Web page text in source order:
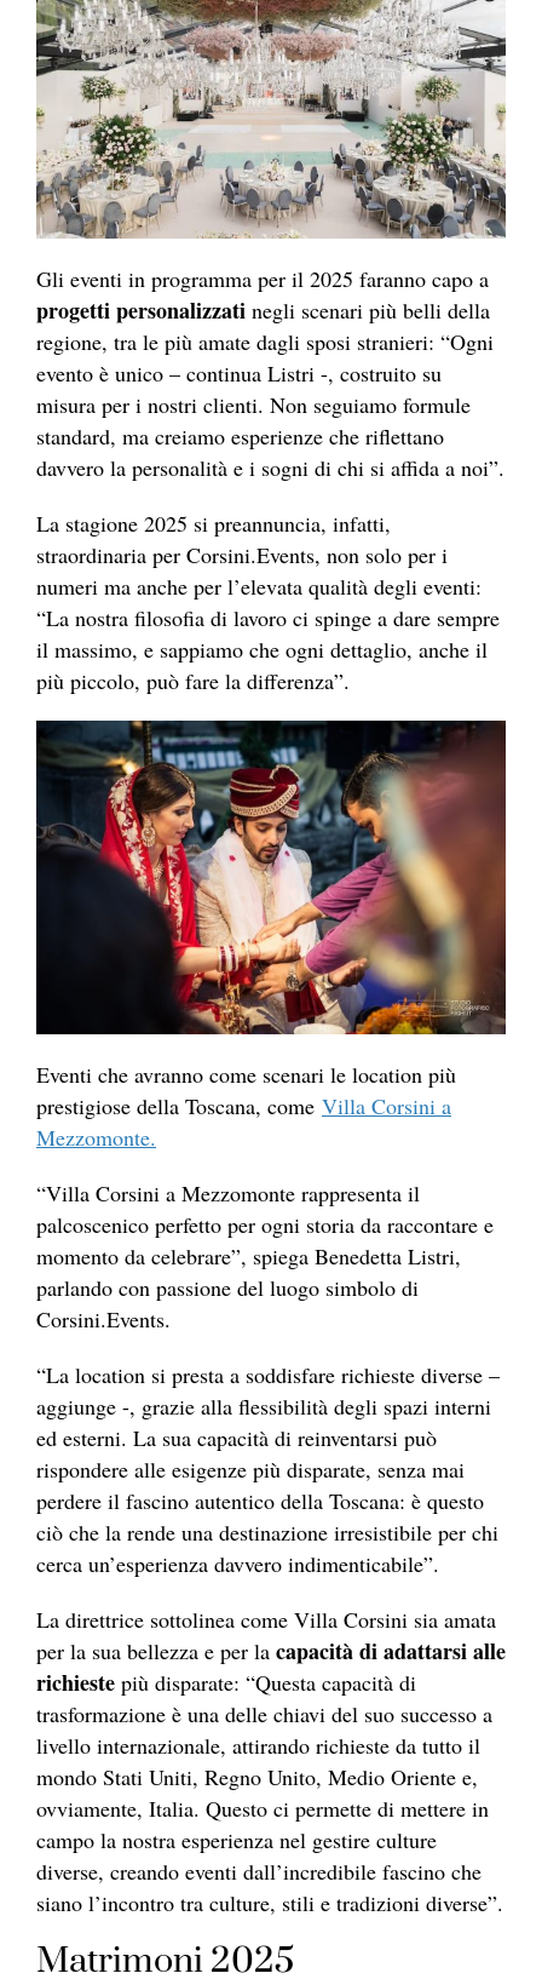
Gli eventi in programma per il 2025 faranno capo a
progetti personalizzati negli scenari più belli della
regione, tra le più amate dagli sposi stranieri: “Ogni
evento è unico – continua Listri -, costruito su
misura per i nostri clienti. Non seguiamo formule
standard, ma creiamo esperienze che riflettano
davvero la personalità e i sogni di chi si affida a noi”.
La stagione 2025 si preannuncia, infatti,
straordinaria per Corsini.Events, non solo per i
numeri ma anche per l’elevata qualità degli eventi:
“La nostra filosofia di lavoro ci spinge a dare sempre
il massimo, e sappiamo che ogni dettaglio, anche il
più piccolo, può fare la differenza”.
Eventi che avranno come scenari le location più
prestigiose della Toscana, come Villa Corsini a
Mezzomonte.
“Villa Corsini a Mezzomonte rappresenta il
palcoscenico perfetto per ogni storia da raccontare e
momento da celebrare”, spiega Benedetta Listri,
parlando con passione del luogo simbolo di
Corsini.Events.
“La location si presta a soddisfare richieste diverse –
aggiunge -, grazie alla flessibilità degli spazi interni
ed esterni. La sua capacità di reinventarsi può
rispondere alle esigenze più disparate, senza mai
perdere il fascino autentico della Toscana: è questo
ciò che la rende una destinazione irresistibile per chi
cerca un’esperienza davvero indimenticabile”.
La direttrice sottolinea come Villa Corsini sia amata
per la sua bellezza e per la capacità di adattarsi alle
richieste più disparate: “Questa capacità di
trasformazione è una delle chiavi del suo successo a
livello internazionale, attirando richieste da tutto il
mondo Stati Uniti, Regno Unito, Medio Oriente e,
ovviamente, Italia. Questo ci permette di mettere in
campo la nostra esperienza nel gestire culture
diverse, creando eventi dall’incredibile fascino che
siano l’incontro tra culture, stili e tradizioni diverse”.
Matrimoni 2025